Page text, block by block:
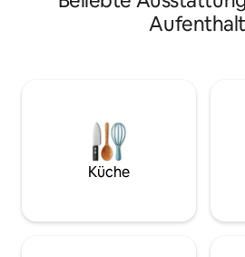
Küche